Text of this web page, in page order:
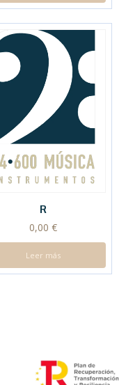
R
0,00 €
Leer más